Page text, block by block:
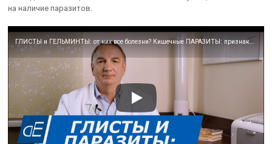
на наличие паразитов.
ГЛИСТЫ и ГЕЛЬМИНТЫ: от них все болезни? Кишечные ПАРАЗИТЫ: признаки заражения. Как их обнаружить.